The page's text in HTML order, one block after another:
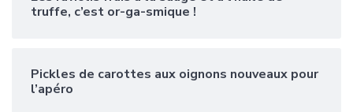
truffe, c’est or-ga-smique !
Pickles de carottes aux oignons nouveaux pour
l’apéro